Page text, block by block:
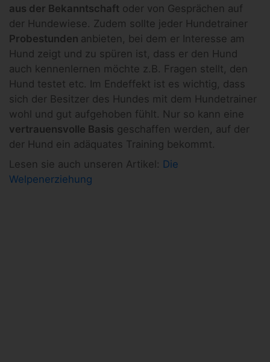
aus der Bekanntschaft oder von Gesprächen auf
der Hundewiese. Zudem sollte jeder Hundetrainer
Probestunden anbieten, bei dem er Interesse am
Hund zeigt und zu spüren ist, dass er den Hund
auch kennenlernen möchte z.B. Fragen stellt, den
Hund testet etc. Im Endeffekt ist es wichtig, dass
sich der Besitzer des Hundes mit dem Hundetrainer
wohl und gut aufgehoben fühlt. Nur so kann eine
vertrauensvolle Basis geschaffen werden, auf der
der Hund ein adäquates Training bekommt.
Lesen sie auch unseren Artikel: Die
Welpenerziehung